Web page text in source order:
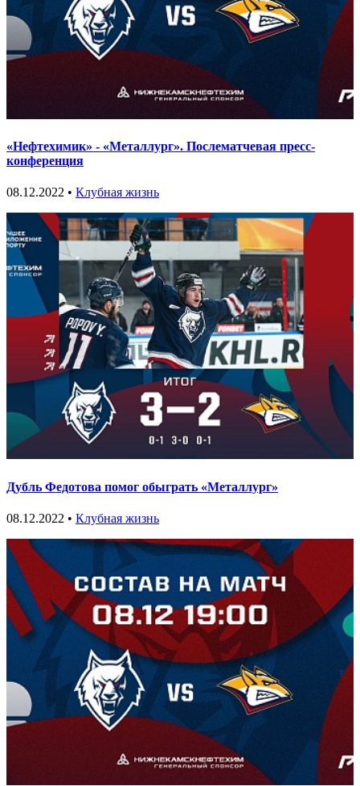
«Нефтехимик» - «Металлург». Послематчевая пресс-
конференция
08.12.2022 • Клубная жизнь
Дубль Федотова помог обыграть «Металлург»
08.12.2022 • Клубная жизнь